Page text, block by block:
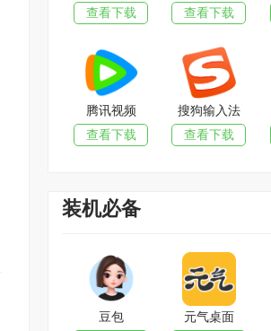
查看下载
查看下载
腾讯视频
查看下载
搜狗输入法
查看下载
装机必备
豆包
元气桌面